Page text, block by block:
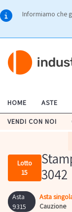
Informiamo che
HOME ASTE
VENDI CON NOI
Lotto
15
3042
Asta
9315
Asta
Cauzione